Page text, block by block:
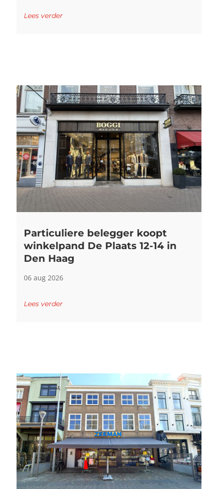
Lees verder
Particuliere belegger koopt
winkelpand De Plaats 12-14 in
Den Haag
06 aug 2026
Lees verder